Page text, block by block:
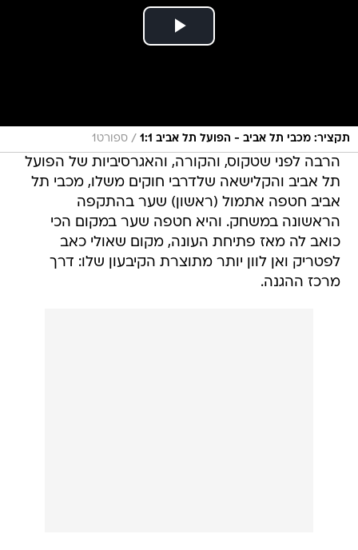
תקציר: מכבי תל אביב - הפועל תל אביב 1:1 / ספורט1
הרבה לפני שטקוס, והקורה, והאגרסיביות של הפועל
תל אביב והקלישאה שלדרבי חוקים משלו, מכבי תל
אביב חטפה אתמול (ראשון) שער בהתקפה
הראשונה במשחק. והיא חטפה שער במקום הכי
כואב לה מאז פתיחת העונה, מקום שאולי כאב
לפטריק ואן לוון יותר מתוצרת הקיבעון שלו: דרך
מרכז ההגנה.